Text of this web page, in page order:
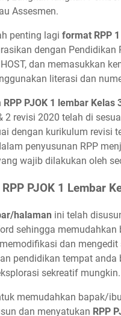
Assesmen.
penting lagi format RPP
dengan Pendidikan
dan memasukkan
literasi dan
RPP PJOK 1 lembar Kelas
2 revisi 2020 telah di
dengan kurikulum revisi
penyusunan RPP
wajib dilakukan oleh
PJOK 1 Lembar
halaman ini telah
sehingga memudahkan
dan mengedit
pendidikan tempat anda
sekreatif mungkin.
memudahkan bapak/
dan menyatukan RPP